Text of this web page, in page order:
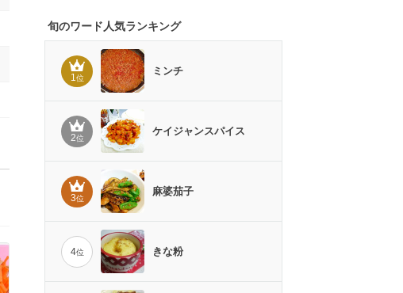
旬のワード人気ランキング
1位
ミンチ
2位
ケイジャンスパイス
3位
麻婆茄子
4位 きな粉